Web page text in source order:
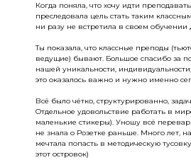
Когда поняла, что хочу идти
преследовала цель стать таким
ни разу не встретила в своем обучении
Ты показала, что классные преподы
ведущие) бывают. Большое спасибо за
нашей уникальности,
это оказалось важно и нужно именно
Всё было чётко, структурированно,
Отдельное удовольствие работать в
маленькие стикеры). Уношу всё
не знала о Розетке раньше. Много лет,
мечтала попасть в методическую
этот островок)